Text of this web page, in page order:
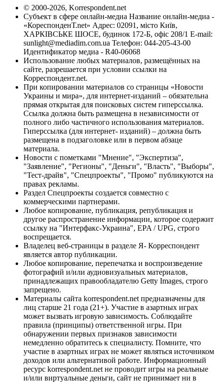
© 2000-2026, Korrespondent.net
Субъект в сфере онлайн-медиа Название онлайн-медиа -
«КореспонденТ.net» Адрес: 02091, місто Київ,
ХАРКІВСЬКЕ ШОСЕ, будинок 172-Б, офіс 208/1 E-mail:
sunlight@mediadim.com.ua Телефон: 044-205-43-00
Идентификатор медиа - R40-06068
Использование любых материалов, размещённых на
сайте, разрешается при условии ссылки на
Корреспондент.net.
При копировании материалов со страницы «Новости
Украины и мира», для интернет-изданий – обязательна
прямая открытая для поисковых систем гиперссылка.
Ссылка должна быть размещена в независимости от
полного либо частичного использования материалов.
Гиперссылка (для интернет- изданий) – должна быть
размещена в подзаголовке или в первом абзаце
материала.
Новости с пометками "Мнение", "Экспертиза",
"Заявление", "Регионы", "Деньги", "Власть", "Выборы",
"Тест-драйв", "Спецпроекты", "Промо" публикуются на
правах рекламы.
Раздел Спецпроекты создается совместно с
коммерческими партнерами.
Любое копирование, публикация, републикация и
другое распространение информации, которое содержит
ссылку на "Интерфакс-Украина", EPA / UPG, строго
воспрещается.
Владелец веб-страницы в разделе Я- Корреспондент
является автор публикации.
Любое копирование, перепечатка и воспроизведение
фотографий и/или аудиовизуальных материалов,
принадлежащих правообладателю Getty Images, строго
запрещено.
Материалы сайта korrespondent.net предназначены для
лиц старше 21 года (21+). Участие в азартных играх
может вызвать игровую зависимость. Соблюдайте
правила (принципы) ответственной игры. При
обнаружении первых признаков зависимости
немедленно обратитесь к специалисту. Помните, что
участие в азартных играх не может являться источником
доходов или альтернативой работе. Информационный
ресурс korrespondent.net не проводит игры на реальные
и/или виртуальные деньги, сайт не принимает ни в